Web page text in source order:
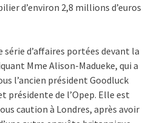
d’environ 2,8 millions d’euros
série d’affaires portées devant la
Mme Alison-Madueke, qui a
l’ancien président Goodluck
présidente de l’Opep. Elle est
caution à Londres, après avoir